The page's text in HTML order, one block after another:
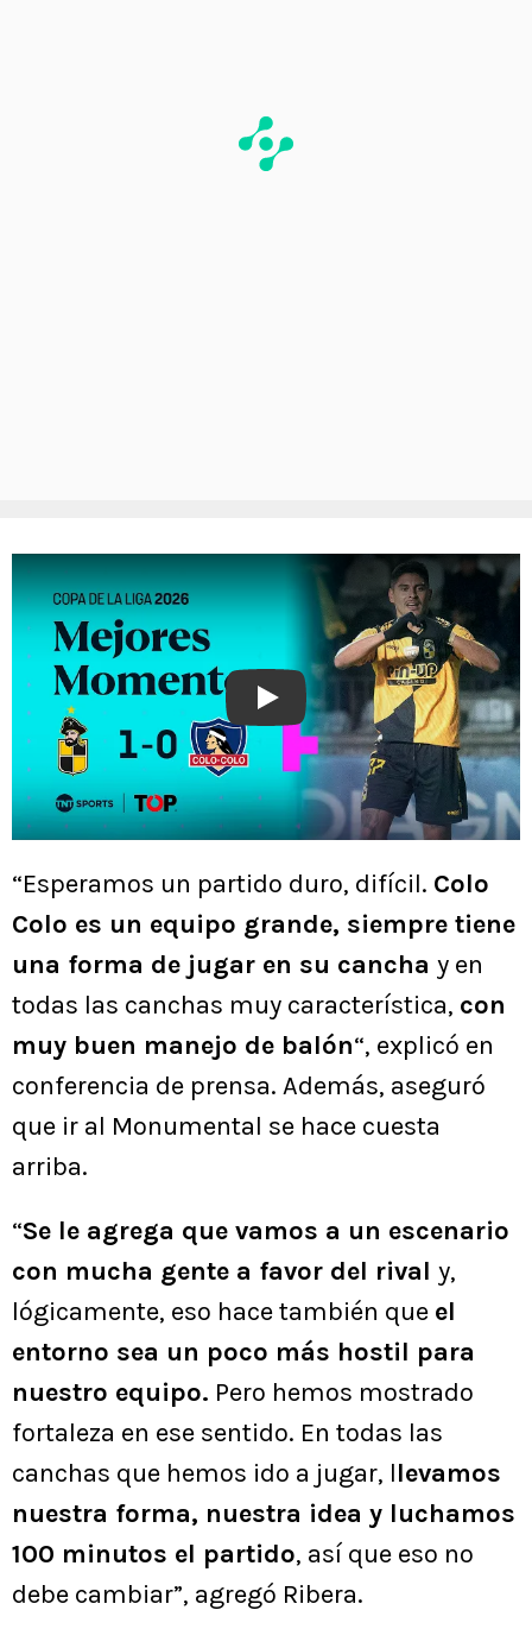
Play
“Esperamos un partido duro, difícil. Colo
Colo es un equipo grande, siempre tiene
una forma de jugar en su cancha y en
todas las canchas muy característica, con
muy buen manejo de balón“, explicó en
conferencia de prensa. Además, aseguró
que ir al Monumental se hace cuesta
arriba.
“Se le agrega que vamos a un escenario
con mucha gente a favor del rival y,
lógicamente, eso hace también que el
entorno sea un poco más hostil para
nuestro equipo. Pero hemos mostrado
fortaleza en ese sentido. En todas las
canchas que hemos ido a jugar, llevamos
nuestra forma, nuestra idea y luchamos
100 minutos el partido, así que eso no
debe cambiar”, agregó Ribera.